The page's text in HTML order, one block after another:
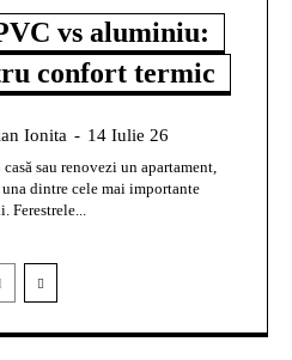
vs aluminiu:
confort termic
Ionita - 14 Iulie 26
sau renovezi un apartament,
dintre cele mai importante
Ferestrele...